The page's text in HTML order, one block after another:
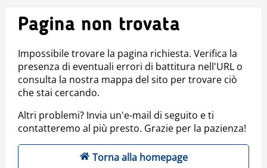
Pagina non trovata
Impossibile trovare la pagina richiesta. Verifica la
presenza di eventuali errori di battitura nell'URL o
consulta la nostra mappa del sito per trovare ciò
che stai cercando.
Altri problemi? Invia un'e-mail di seguito e ti
contatteremo al più presto. Grazie per la pazienza!
Torna alla homepage